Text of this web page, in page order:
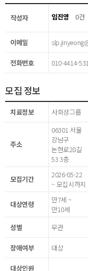
작성자 임진영 0건
이메일
전화번호 010-4414-
모집 정보
치료정보 사회성그룹
주소
06301 서울
강남구
논현로28길
53 3층
모집기간
2026-05-22
~ 모집시까지
대상연령
만7세 ~
만10세
성별
무관
장애여부 대상
대상인원